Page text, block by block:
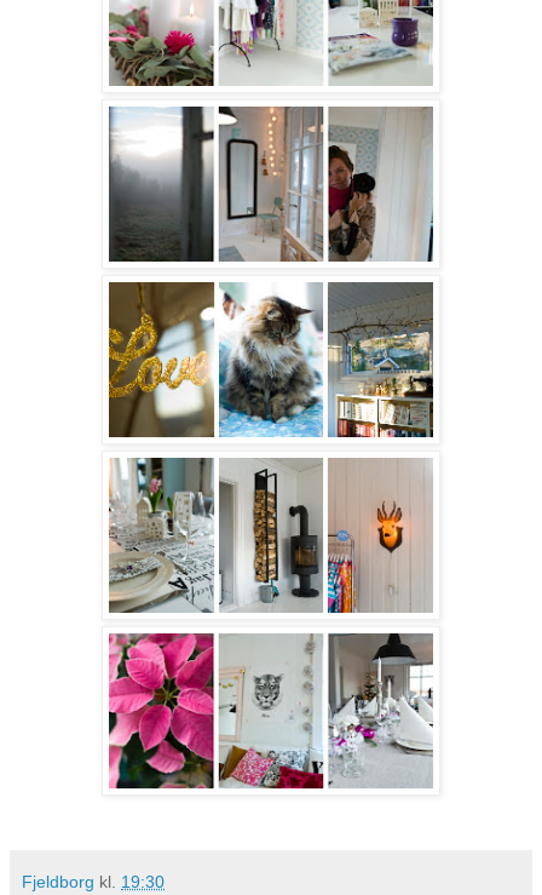
Fjeldborg kl. 19:30